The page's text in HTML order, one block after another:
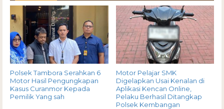
Polsek Tambora Serahkan 6
Motor Hasil Pengungkapan
Kasus Curanmor Kepada
Pemilik Yang sah
Motor Pelajar SMK
Digelapkan Usai Kenalan di
Aplikasi Kencan Online,
Pelaku Berhasil Ditangkap
Polsek Kembangan